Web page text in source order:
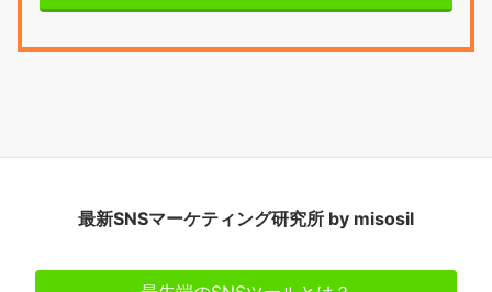
最新SNSマーケティング研究所 by misosil